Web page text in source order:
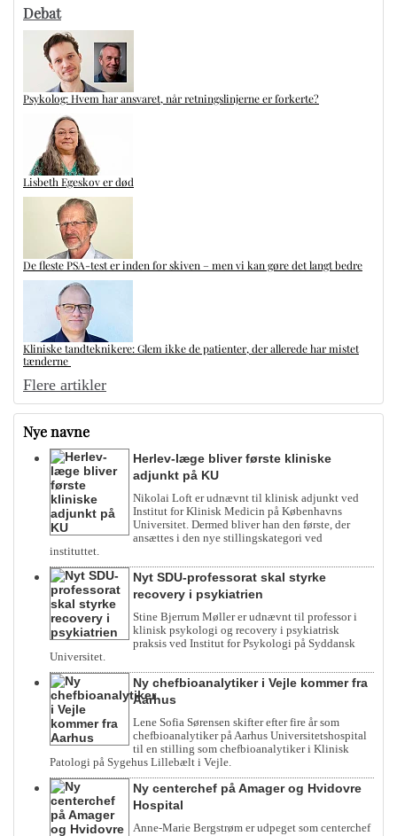
Debat
Psykolog: Hvem har ansvaret, når retningslinjerne er forkerte?
Lisbeth Egeskov er død
De fleste PSA-test er inden for skiven – men vi kan gøre det langt bedre
Kliniske tandteknikere: Glem ikke de patienter, der allerede har mistet
tænderne
Flere artikler
Nye navne
Herlev-læge bliver første kliniske
adjunkt på KU
Nikolai Loft er udnævnt til klinisk adjunkt ved
Institut for Klinisk Medicin på Københavns
Universitet. Dermed bliver han den første, der
ansættes i den nye stillingskategori ved
instituttet.
Nyt SDU-professorat skal styrke
recovery i psykiatrien
Stine Bjerrum Møller er udnævnt til professor i
klinisk psykologi og recovery i psykiatrisk
praksis ved Institut for Psykologi på Syddansk
Universitet.
Ny chefbioanalytiker i Vejle kommer fra
Aarhus
Lene Sofia Sørensen skifter efter fire år som
chefbioanalytiker på Aarhus Universitetshospital
til en stilling som chefbioanalytiker i Klinisk
Patologi på Sygehus Lillebælt i Vejle.
Ny centerchef på Amager og Hvidovre
Hospital
Anne-Marie Bergstrøm er udpeget som centerchef